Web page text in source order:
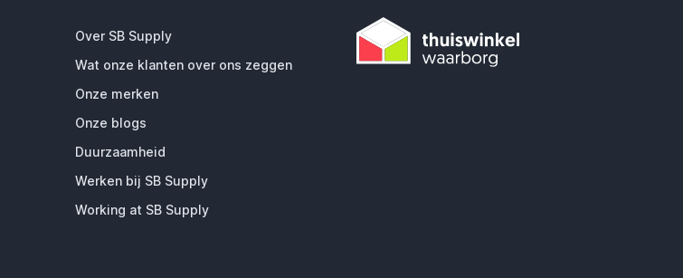
Over SB Supply
Wat onze klanten over ons zeggen
Onze merken
Onze blogs
Duurzaamheid
Werken bij SB Supply
Working at SB Supply